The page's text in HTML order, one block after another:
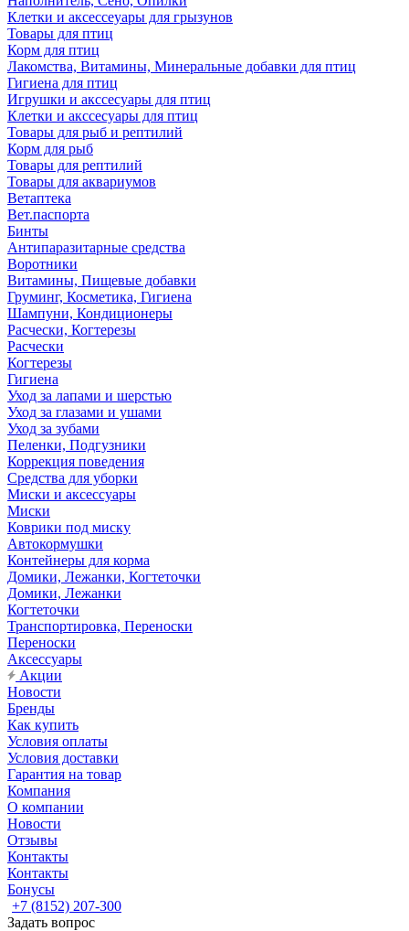
Клетки и аксессеуары для грызунов
Товары для птиц
Корм для птиц
Лакомства, Витамины, Минеральные добавки для птиц
Гигиена для птиц
Игрушки и акссесуары для птиц
Клетки и акссесуары для птиц
Товары для рыб и рептилий
Корм для рыб
Товары для рептилий
Товары для аквариумов
Ветаптека
Вет.паспорта
Бинты
Антипаразитарные средства
Воротники
Витамины, Пищевые добавки
Груминг, Косметика, Гигиена
Шампуни, Кондиционеры
Расчески, Когтерезы
Расчески
Когтерезы
Гигиена
Уход за лапами и шерстью
Уход за глазами и ушами
Уход за зубами
Пеленки, Подгузники
Коррекция поведения
Средства для уборки
Миски и аксессуары
Миски
Коврики под миску
Автокормушки
Контейнеры для корма
Домики, Лежанки, Когтеточки
Домики, Лежанки
Когтеточки
Транспортировка, Переноски
Переноски
Аксессуары
Акции
Новости
Бренды
Как купить
Условия оплаты
Условия доставки
Гарантия на товар
Компания
О компании
Новости
Отзывы
Контакты
Контакты
Бонусы
+7 (8152) 207-300
Задать вопрос